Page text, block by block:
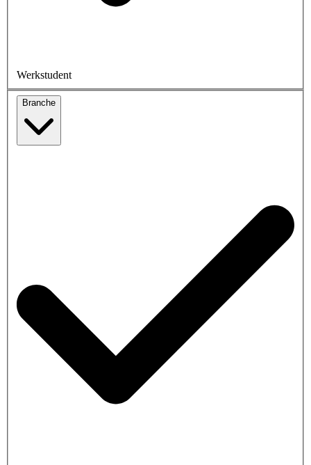
Werkstudent
Branche